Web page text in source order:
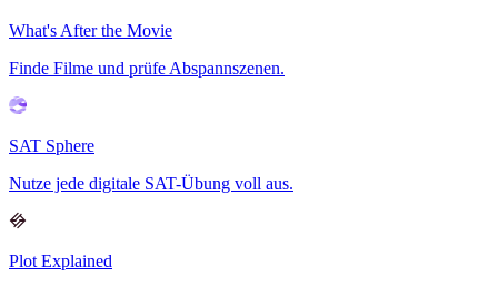
What's After the Movie
Finde Filme und prüfe Abspannszenen.
SAT Sphere
Nutze jede digitale SAT-Übung voll aus.
Plot Explained